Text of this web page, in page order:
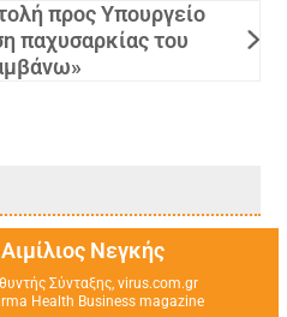
προς Υπουργείο
παχυσαρκίας του
Αιμίλιος Νεγκής
Σύνταξης, virus.com.gr
Health Business magazine